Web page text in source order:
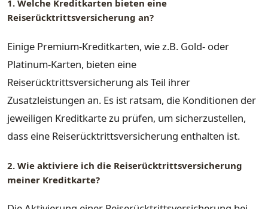
1. Welche Kreditkarten bieten eine
Reiserücktrittsversicherung an?
Einige Premium-Kreditkarten, wie z.B. Gold- oder
Platinum-Karten, bieten eine
Reiserücktrittsversicherung als Teil ihrer
Zusatzleistungen an. Es ist ratsam, die Konditionen der
jeweiligen Kreditkarte zu prüfen, um sicherzustellen,
dass eine Reiserücktrittsversicherung enthalten ist.
2. Wie aktiviere ich die Reiserücktrittsversicherung
meiner Kreditkarte?